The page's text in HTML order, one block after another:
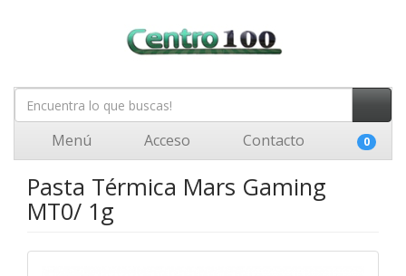
Menú Acceso Contacto 0
Pasta Térmica Mars Gaming
MT0/ 1g